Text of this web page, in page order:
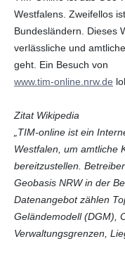
Westfalens. Zweifellos
Bundesländern. Dieses
verlässliche und
geht. Ein Besuch von
www.tim-online.nrw.de
Zitat Wikipedia
„TIM-online ist ein
Westfalen, um amtliche
bereitzustellen.
Geobasis NRW in der
Datenangebot zählen
Geländemodell (DGM),
Verwaltungsgrenzen,